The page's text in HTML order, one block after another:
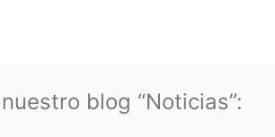
blog “Noticias”: